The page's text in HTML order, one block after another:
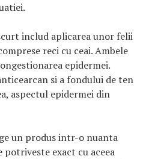
includ aplicarea unor felii
reci cu ceai. Ambele
epidermei.
si a fondului de ten
aspectul epidermei din
un produs intr-o nuanta
potriveste exact cu aceea